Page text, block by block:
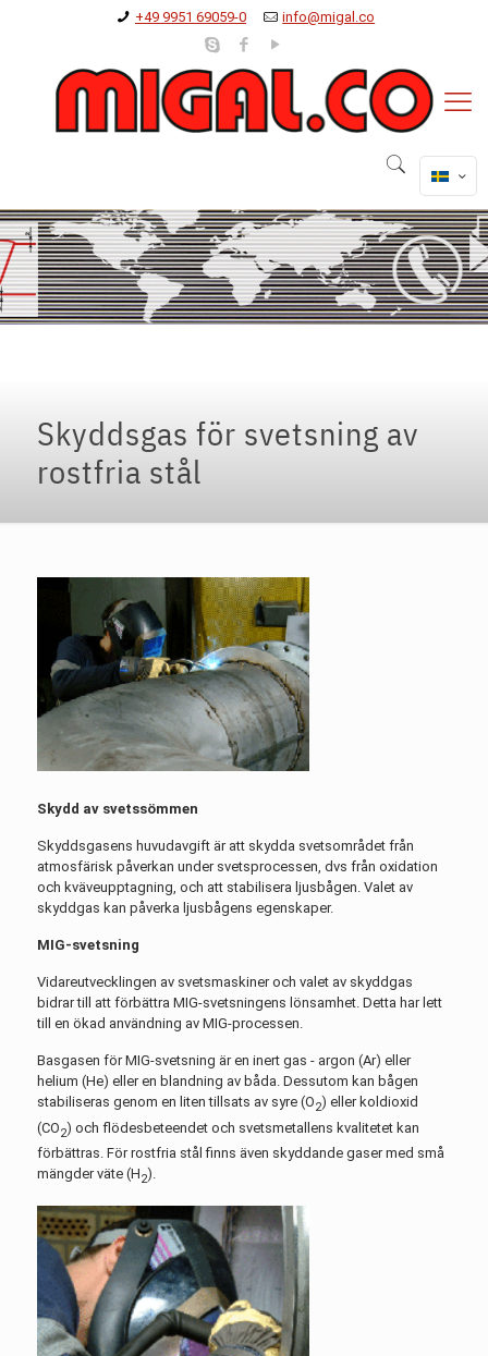
+49 9951 69059-0 info@migal.co
Skyddsgas för svetsning av
rostfria stål
Skydd av svetssömmen
Skyddsgasens huvudavgift är att skydda svetsområdet från
atmosfärisk påverkan under svetsprocessen, dvs från oxidation
och kväveupptagning, och att stabilisera ljusbågen. Valet av
skyddgas kan påverka ljusbågens egenskaper.
MIG-svetsning
Vidareutvecklingen av svetsmaskiner och valet av skyddgas
bidrar till att förbättra MIG-svetsningens lönsamhet. Detta har lett
till en ökad användning av MIG-processen.
Basgasen för MIG-svetsning är en inert gas - argon (Ar) eller
helium (He) eller en blandning av båda. Dessutom kan bågen
stabiliseras genom en liten tillsats av syre (O2) eller koldioxid
(CO2) och flödesbeteendet och svetsmetallens kvalitetet kan
förbättras. För rostfria stål finns även skyddande gaser med små
mängder väte (H2).